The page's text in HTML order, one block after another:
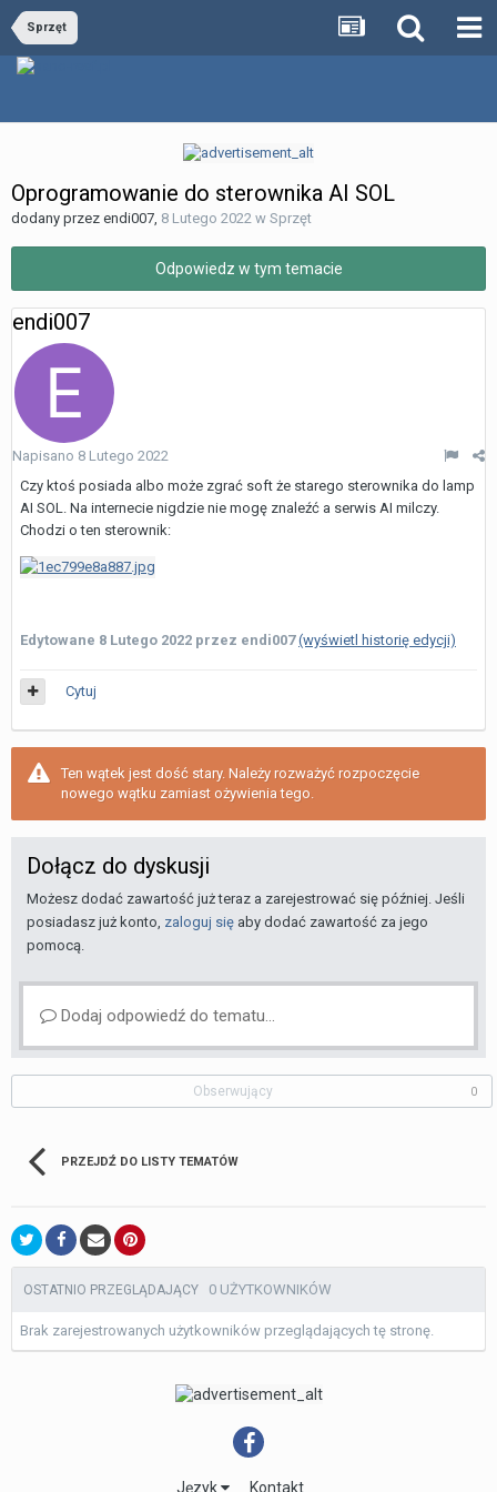
Sprzęt
Oprogramowanie do sterownika AI SOL
dodany przez endi007 8 Lutego 2022 w Sprzęt
Odpowiedz w tym temacie
endi007
Napisano 8 Lutego 2022
Czy ktoś posiada albo może zgrać soft że starego sterownika do lamp
AI SOL. Na internecie nigdzie nie mogę znaleźć a serwis AI milczy.
Chodzi o ten sterownik:
Edytowane 8 Lutego 2022 przez endi007 (wyświetl historię edycji)
Cytuj
Ten wątek jest dość stary. Należy rozważyć rozpoczęcie
nowego wątku zamiast ożywienia tego.
Dołącz do dyskusji
Możesz dodać zawartość już teraz a zarejestrować się później. Jeśli
posiadasz już konto, zaloguj się aby dodać zawartość za jego
pomocą.
Dodaj odpowiedź do tematu...
Obserwujący 0
PRZEJDŹ DO LISTY TEMATÓW
OSTATNIO PRZEGLĄDAJĄCY 0 UŻYTKOWNIKÓW
Brak zarejestrowanych użytkowników przeglądających tę stronę.
Język Kontakt